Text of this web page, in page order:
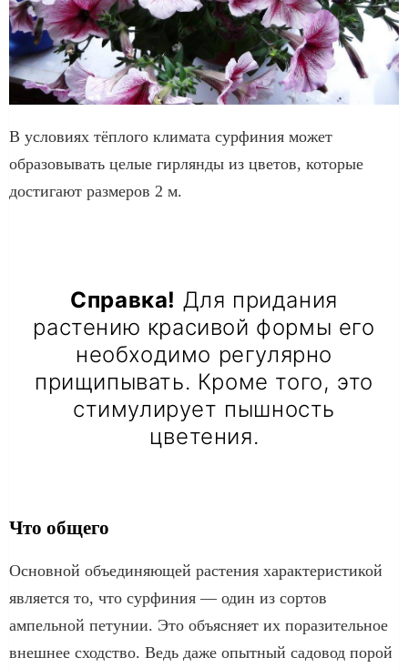
В условиях тёплого климата сурфиния может
образовывать целые гирлянды из цветов, которые
достигают размеров 2 м.
Справка! Для придания
растению красивой формы его
необходимо регулярно
прищипывать. Кроме того, это
стимулирует пышность
цветения.
Что общего
Основной объединяющей растения характеристикой
является то, что сурфиния — один из сортов
ампельной петунии. Это объясняет их поразительное
внешнее сходство. Ведь даже опытный садовод порой